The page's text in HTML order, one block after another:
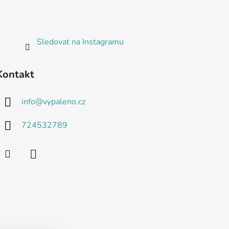
Sledovat na Instagramu
info@vypaleno.cz
724532789